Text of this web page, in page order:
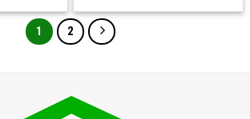
out of 5
1 2